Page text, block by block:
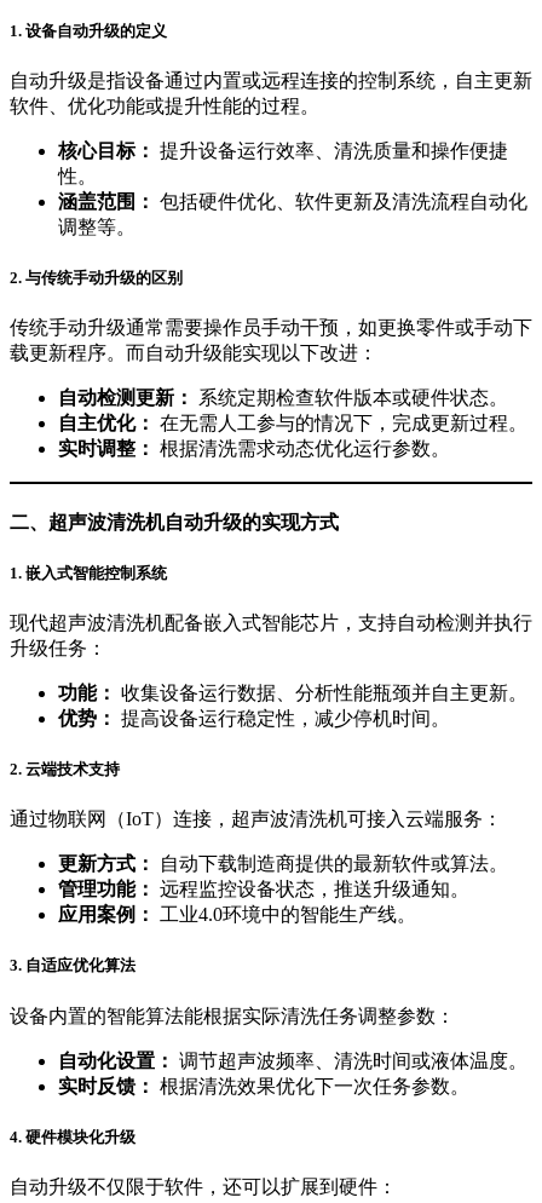
1. 设备自动升级的定义
自动升级是指设备通过内置或远程连接的控制系统，自主更新
软件、优化功能或提升性能的过程。
核心目标： 提升设备运行效率、清洗质量和操作便捷
性。
涵盖范围： 包括硬件优化、软件更新及清洗流程自动化
调整等。
2. 与传统手动升级的区别
传统手动升级通常需要操作员手动干预，如更换零件或手动下
载更新程序。而自动升级能实现以下改进：
自动检测更新：
系统定期检查软件版本或硬件状态。
自主优化： 在无需人工参与的情况下，完成更新过程。
实时调整： 根据清洗需求动态优化运行参数。
二、超声波清洗机自动升级的实现方式
1. 嵌入式智能控制系统
现代超声波清洗机配备嵌入式智能芯片，支持自动检测并执行
升级任务：
功能： 收集设备运行数据、分析性能瓶颈并自主更新。
优势： 提高设备运行稳定性，减少停机时间。
2. 云端技术支持
通过物联网（IoT）连接，超声波清洗机可接入云端服务：
更新方式：
自动下载制造商提供的最新软件或算法。
管理功能： 远程监控设备状态，推送升级通知。
应用案例：
工业4.0环境中的智能生产线。
3. 自适应优化算法
设备内置的智能算法能根据实际清洗任务调整参数：
自动化设置： 调节超声波频率、清洗时间或液体温度。
实时反馈： 根据清洗效果优化下一次任务参数。
4. 硬件模块化升级
自动升级不仅限于软件，还可以扩展到硬件：